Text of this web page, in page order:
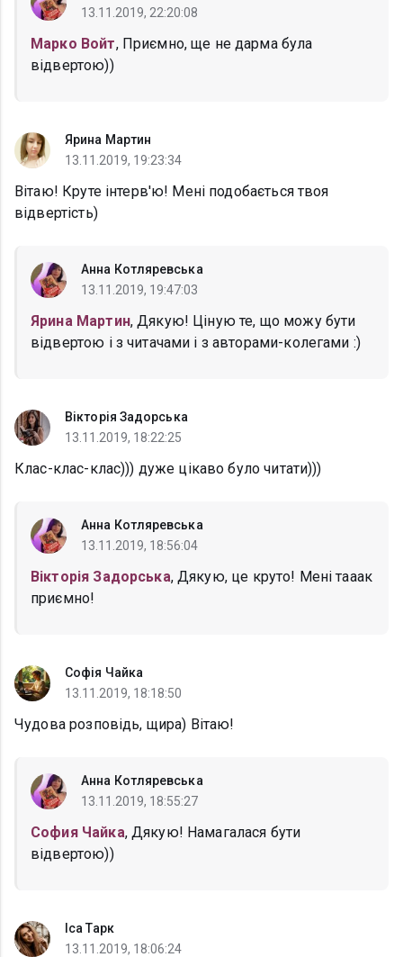
13.11.2019, 22:20:08
Марко Войт, Приємно, ще не дарма була
відвертою))
Ярина Мартин
13.11.2019, 19:23:34
Вітаю! Круте інтерв'ю! Мені подобається твоя
відвертість)
Анна Котляревська
13.11.2019, 19:47:03
Ярина Мартин, Дякую! Ціную те, що можу бути
відвертою і з читачами і з авторами-колегами :)
Вікторія Задорська
13.11.2019, 18:22:25
Клас-клас-клас))) дуже цікаво було читати)))
Анна Котляревська
13.11.2019, 18:56:04
Вікторія Задорська, Дякую, це круто! Мені тааак
приємно!
Софія Чайка
13.11.2019, 18:18:50
Чудова розповідь, щира) Вітаю!
Анна Котляревська
13.11.2019, 18:55:27
София Чайка, Дякую! Намагалася бути
відвертою))
Іса Тарк
13.11.2019, 18:06:24